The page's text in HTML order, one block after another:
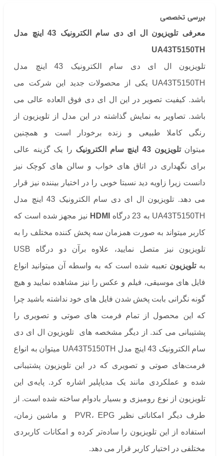
بررسی تخصصی
معرفی تلویزیون ال ای دی سام الکترونیک 43 اینچ مدل
UA43T5150TH
تلویزیون ال ای دی سام الکترونیک 43 اینچ مدل
UA43T5150TH یکی از محصولات جدید این شرکت می
باشد. کیفیت تصویر در این ال ای دی فوق العاده عالی می
باشد. تصاویر به نمایش گذاشته در این مدل از تلویزیون از
رنگی کاملا طبیعی و زنده برخودار است و همچنین
میتوانتلویزیون 43 اینچ سام الکترونیک
را یک گزینه عالی
برای نگهداری در اتاق های خواب و سالن های کوچک نیز
دانست زیرا زاویه دید نسبتا خوبی را در اختیار بیننده نیز قرار
می دهد. تلویزیون ال ای دی سام الکترونیک 43 اینچ مدل
UA43T5150TH به 23 درگاه
HDMI نیز مجهز شده است که
کاربر میتواند به صورت همزمان سه پخش کننده مختلف را به
تلویزیون نیز متصل نمایید، علاوه برآن دو درگاه USB
بهتلویزیون تعبیه شده است که به واسطه آن میتوانید انواع
فایل های موسیقی، فیلم و عکس را نیز مشاهده نمایید و هیچ
گونه نگرانی بابت پخش شدن فایل های خود نداشته باشید چرا
که این محصول از تمام فرمت های صوتی و تصویری را
پشتیبانی می کند. از دیگر مشخصه های تلویزیون ال ای دی
سام الکترونیک 43 اینچ مدل UA43T5150TH میتوان به انواع
فرمت‌های صوتی‌ و ‌تصویری که در این تلویزیون پشتیبانی
شده و عملکردی مانند یک مدیاپلیر اشاره کرد. پایه‌ی این
تلویزیون از نوع رومیزی و بسیار بادوام ساخته شده است. از
طرف دیگر امکاناتی نظیر PVR، EPG و ماشین زمان،
استفاده از این تلویزیون را ساده‌تر کرده و امکانات کاربردی
مختلفی در اختیار کاربر قرار می دهد.